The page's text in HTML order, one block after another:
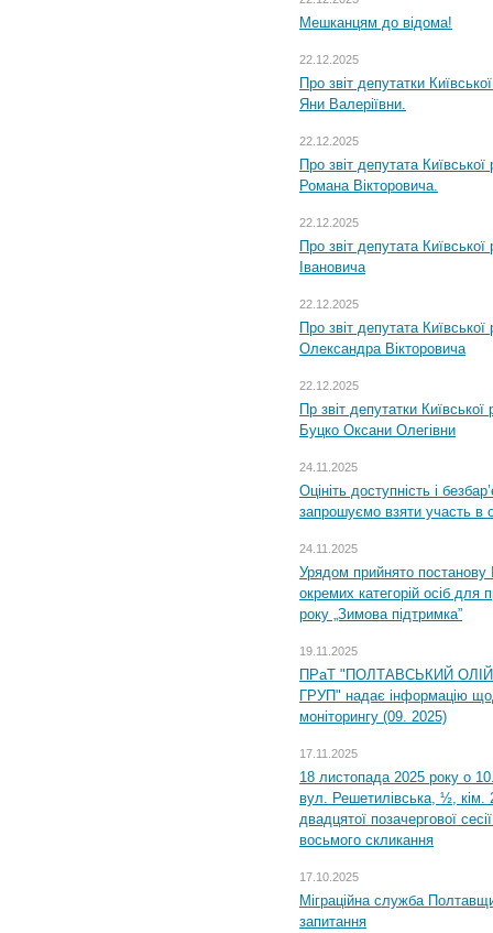
Мешканцям до відома!
22.12.2025
Про звіт депутатки
Яни Валеріївни.
22.12.2025
Про звіт депутата
Романа Вікторовича.
22.12.2025
Про звіт депутата
Івановича
22.12.2025
Про звіт депутата
Олександра Вікторовича
22.12.2025
Пр звіт депутатки
Буцко Оксани Олегівни
24.11.2025
Оцініть доступність і
запрошуємо взяти участь в
24.11.2025
Урядом прийнято постанову
окремих категорій осіб для
року „Зимова підтримка”
19.11.2025
ПРаТ "ПОЛТАВСЬКИЙ
ГРУП" надає інформацію
моніторингу (09. 2025)
17.11.2025
18 листопада 2025 року о
вул. Решетилівська, ½, кім.
двадцятої позачергової
восьмого скликання
17.10.2025
Міграційна служба
запитання